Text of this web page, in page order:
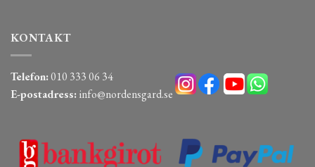
KONTAKT
Telefon:010 333 06 34
E-postadress: info@nordensgard.se